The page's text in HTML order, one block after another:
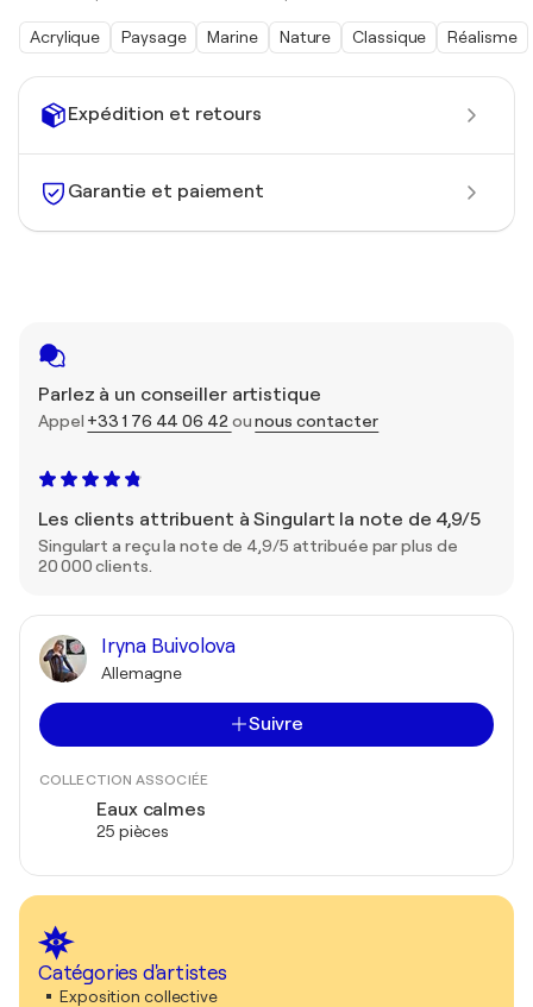
Expédition et retours
Garantie et paiement
Parlez à un conseiller artistique
Appel +33 1 76 44 06 42 ounous contacter
Les clients attribuent à Singulart la note de 4,9/5
Singulart a reçu la note de 4,9/5 attribuée par plus de
20 000 clients.
Iryna Buivolova
Allemagne
Suivre
COLLECTION ASSOCIÉE
Eaux calmes
25 pièces
Catégories d'artistes
Exposition collective
Acrylique Paysage Marine Nature Classique Réalisme